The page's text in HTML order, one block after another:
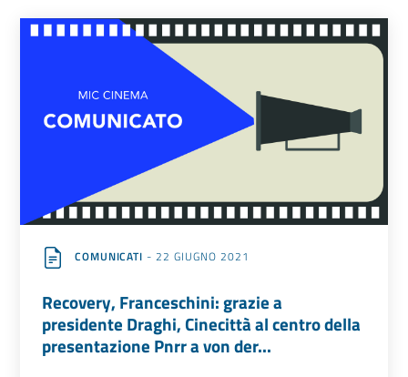
COMUNICATI - 22 GIUGNO 2021
Recovery, Franceschini: grazie a
presidente Draghi, Cinecittà al centro della
presentazione Pnrr a von der...